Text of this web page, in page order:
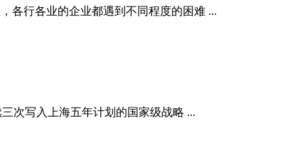
各行各业的企业都遇到不同程度的困难 ...
次写入上海五年计划的国家级战略 ...